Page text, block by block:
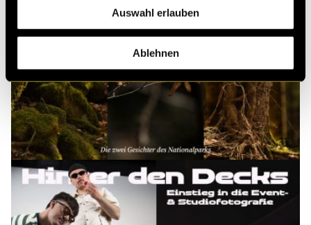
Auswahl erlauben
Ablehnen